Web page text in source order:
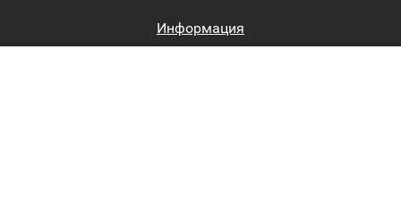
Информация